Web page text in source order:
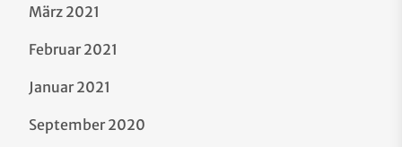
März 2021
Februar 2021
Januar 2021
September 2020